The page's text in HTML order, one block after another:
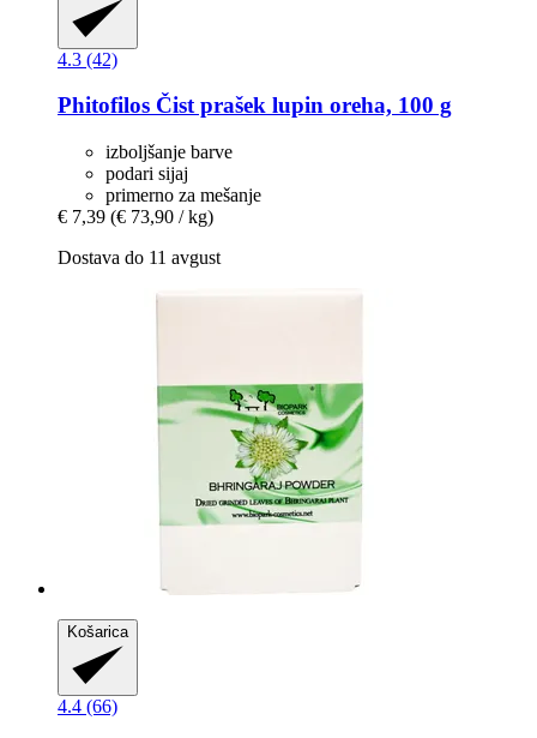
4.3 (42)
Phitofilos Čist prašek lupin oreha, 100 g
izboljšanje barve
podari sijaj
primerno za mešanje
€ 7,39 (€ 73,90 / kg)
Dostava do 11 avgust
Košarica
4.4 (66)